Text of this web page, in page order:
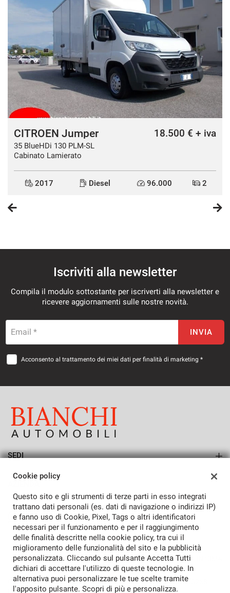
CITROEN Jumper
35 BlueHDi 130 PLM-SL
Cabinato Lamierato
18.500 € + iva
2017 Diesel 96.000 2
Iscriviti alla newsletter
Compila il modulo sottostante per iscriverti alla newsletter e
ricevere aggiornamenti sulle nostre novità.
Email * INVIA
Acconsento al trattamento dei miei dati per finalità di marketing *
SEDI
Sede di San Vendemiano
Azienda
TORNA IN CIMA
Copyright © 2026 Bianchi Automobili Snc - P.IVA 02059940268 -
Cookie policy
Questo sito e gli strumenti di terze parti in esso integrati
trattano dati personali (es. dati di navigazione o indirizzi IP)
e fanno uso di Cookie, Pixel, Tags o altri identificatori
necessari per il funzionamento e per il raggiungimento
delle finalità descritte nella cookie policy, tra cui il
miglioramento delle funzionalità del sito e la pubblicità
personalizzata. Cliccando sul pulsante Accetta Tutti
dichiari di accettare l'utilizzo di queste tecnologie. In
alternativa puoi personalizzare le tue scelte tramite
l'apposito pulsante. Scopri di più e personalizza.